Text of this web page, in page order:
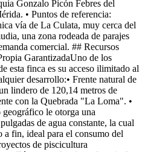
Gonzalo Picón Febres del
• Puntos de referencia:
vía de La Culata, muy cerca del
una zona rodeada de parajes
comercial. ## Recursos
GarantizadaUno de los
esta finca es su acceso ilimitado al
desarrollo:• Frente natural de
lindero de 120,14 metros de
con la Quebrada "La Loma". •
le otorga una
de agua constante, la cual
fin, ideal para el consumo del
de piscicultura